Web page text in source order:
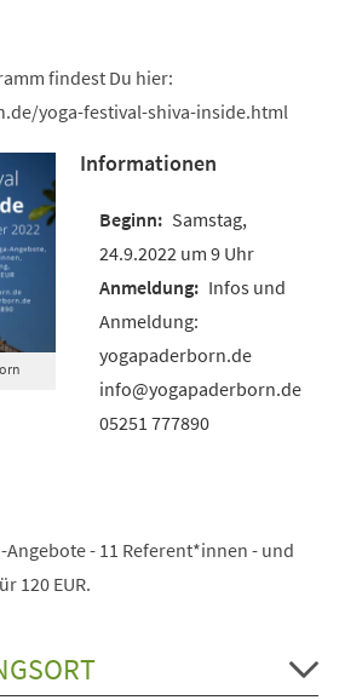
findest Du hier:
yoga-festival-shiva-inside.html
Informationen
Samstag,
24.9.2022 um 9 Uhr
Infos und
Anmeldung:
yogapaderborn.de
info@yogapaderborn.de
05251 777890
Angebote - 11 Referent*innen - und
120 EUR.